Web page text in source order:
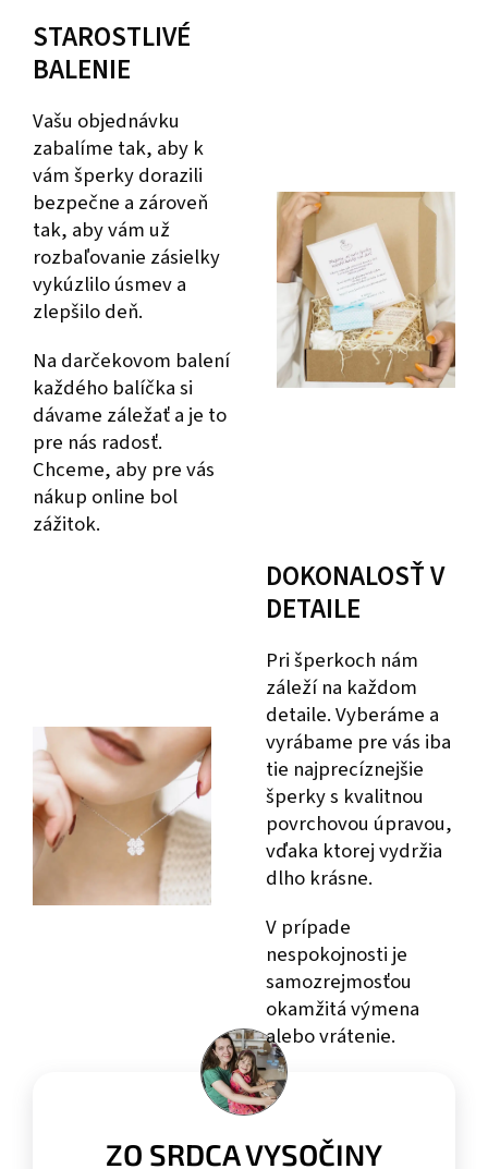
STAROSTLIVÉ
BALENIE
Vašu objednávku
zabalíme tak, aby k
vám šperky dorazili
bezpečne a zároveň
tak, aby vám už
rozbaľovanie zásielky
vykúzlilo úsmev a
zlepšilo deň.
Na darčekovom balení
každého balíčka si
dávame záležať a je to
pre nás radosť.
Chceme, aby pre vás
nákup online bol
zážitok.
DOKONALOSŤ V
DETAILE
Pri šperkoch nám
záleží na každom
detaile. Vyberáme a
vyrábame pre vás iba
tie najprecíznejšie
šperky s kvalitnou
povrchovou úpravou,
vďaka ktorej vydržia
dlho krásne.
V prípade
nespokojnosti je
samozrejmosťou
okamžitá výmena
alebo vrátenie.
ZO SRDCA VYSOČINY